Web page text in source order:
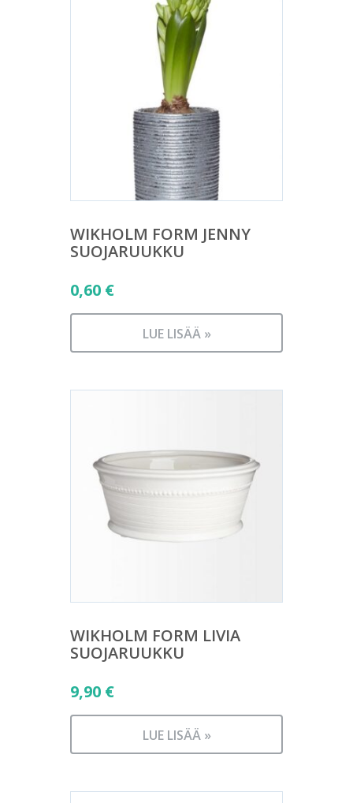
WIKHOLM FORM JENNY
SUOJARUUKKU
0,60 €
LUE LISÄÄ »
WIKHOLM FORM LIVIA
SUOJARUUKKU
9,90 €
LUE LISÄÄ »